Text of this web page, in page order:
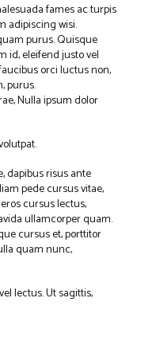
fames ac turpis
adipiscing wisi.
purus. Quisque
id, eleifend justo vel
orci luctus non,
purus.
Nulla ipsum dolor
dapibus risus ante
pede cursus vitae,
cursus lectus,
ullamcorper quam.
cursus et, porttitor
quam nunc,
lectus. Ut sagittis,